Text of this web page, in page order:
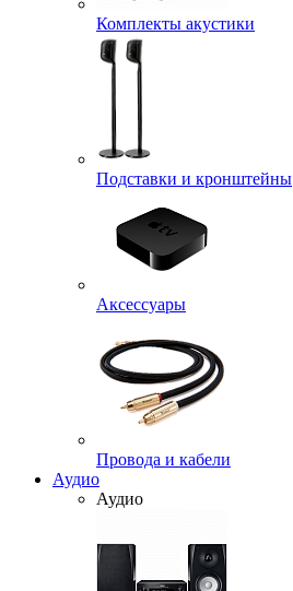
Комплекты акустики
Подставки и кронштейны
Аксессуары
Провода и кабели
Аудио
Аудио